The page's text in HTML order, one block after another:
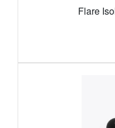
Flare